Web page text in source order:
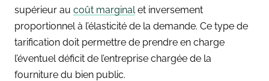
supérieur au coût marginal et inversement
proportionnel à l’élasticité de la demande. Ce type de
tarification doit permettre de prendre en charge
l’éventuel déficit de l’entreprise chargée de la
fourniture du bien public.